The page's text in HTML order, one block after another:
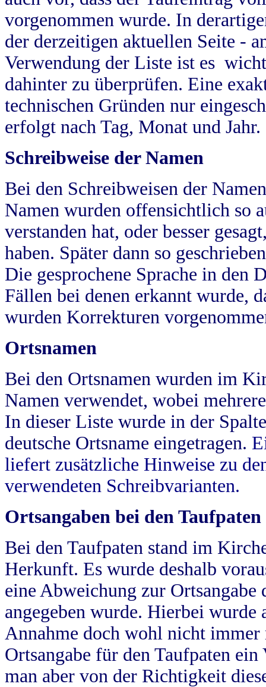
vorgenommen wurde. In
der derzeitigen aktuellen Seite -
Verwendung der Liste ist es
dahinter zu überprüfen. Eine
technischen Gründen nur
erfolgt nach Tag, Monat und Jahr.
Schreibweise der Namen
Bei den Schreibweisen der
Namen wurden offensichtlich so
verstanden hat, oder besser
haben. Später dann so
Die gesprochene Sprache in
Fällen bei denen erkannt wurde,
wurden Korrekturen
Ortsnamen
Bei den Ortsnamen wurden im
Namen verwendet, wobei
In dieser Liste wurde in der
deutsche Ortsname eingetragen.
liefert zusätzliche Hinweise zu
verwendeten Schreibvarianten.
Ortsangaben bei den Taufpaten
Bei den Taufpaten stand im
Herkunft. Es wurde deshalb
eine Abweichung zur
angegeben wurde. Hierbei wurde
Annahme doch wohl nicht
Ortsangabe für den Taufpaten
man aber von der Richtigkeit